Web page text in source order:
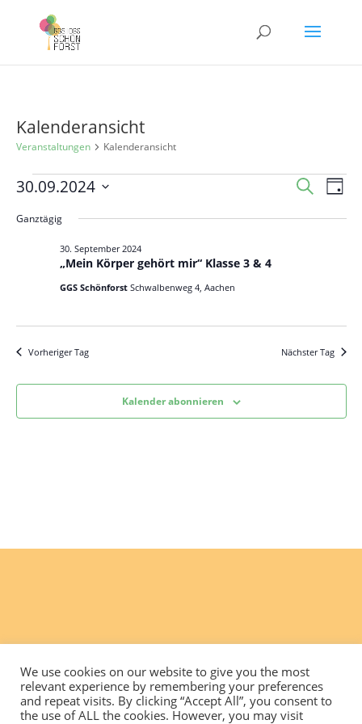
Kalenderansicht
Veranstaltungen Kalenderansicht
Veranstaltungen
30.
September
2024
und
Suche
Tag
30.09.2024
wählen.
Ganztägig
„Mein Körper gehört mir“ Klasse 3 & 4
30. September 2024
GGS Schönforst Schwalbenweg 4, Aachen
Vorheriger Tag Nächster Tag
Kalender abonnieren
We use cookies on our website to give you the most
relevant experience by remembering your preferences
and repeat visits. By clicking “Accept All”, you consent to
the use of ALL the cookies. However, you may visit